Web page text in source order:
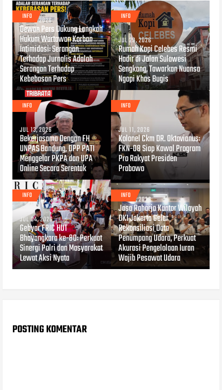
INFO
JUL 31, 2026
Dewan Pers Dukung Langkah
Hukum Wartawan Korban
Intimidasi: Serangan
Terhadap Jurnalis Adalah
Serangan Terhadap
Kebebasan Pers
INFO
JUL 29, 2026
Rumah Kopi Celebes Resmi
Hadir di Jalan Sulawesi
Sengkang, Tawarkan Nuansa
Ngopi Khas Bugis
INFO
JUL 13, 2026
Bekerjasama Dengan FH
UNPAS Bandung, DPP PATI
Menggelar PKPA dan UPA
Online Secara Serentak
INFO
JUL 11, 2026
Kolonel Ckm DR. Oktovianus:
FKN-08 Siap Kawal Program
Pro Rakyat Presiden
Prabowo
INFO
JUL 04, 2026
Gebyar FRIC HUT
Bhayangkara ke-80: Perkuat
Sinergi Polri dan Masyarakat
Lewat Aksi Nyata
INFO
JUL 04, 2026
Jasa Raharja Kantor Wilayah
DKI Jakarta Gelar
Rekonsiliasi Data
Penumpang Udara, Perkuat
Akurasi Pengelolaan Iuran
Wajib Pesawat Udara
POSTING KOMENTAR